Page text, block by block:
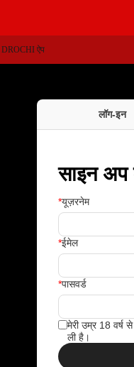
DROCHI ऐप
लॉग‑इन
साइन
यूज़रनेम
ईमेल
पासवर्ड
मेरी उम्र 18
ली है।